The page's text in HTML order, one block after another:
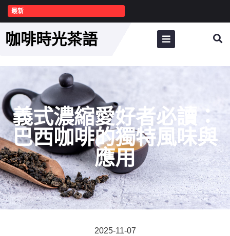
最新
咖啡時光茶語
義式濃縮愛好者必讀：
巴西咖啡的獨特風味與
應用
2025-11-07